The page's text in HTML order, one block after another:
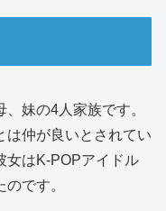
妹の4人家族です。
は仲が良いとされてい
女はK-POPアイドル
です。